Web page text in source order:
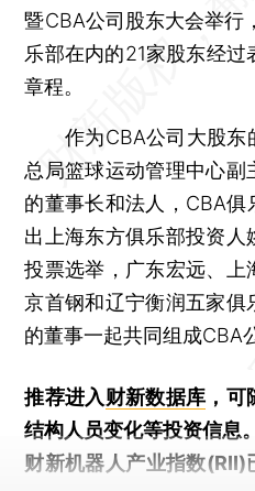
暨CBA公司股东大会举行
乐部在内的21家股东经过
章程。
作为CBA公司大股东
总局篮球运动管理中心副
的董事长和法人，CBA
出上海东方俱乐部投资
投票选举，广东宏远、
京首钢和辽宁衡润五家俱
的董事一起共同组成CBA
推荐进入财新数据库 ，
结构人员变化等投资信息。
财新机器人产业指数(RII)